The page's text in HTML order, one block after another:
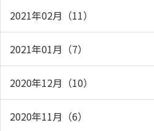
2021年02月（11）
2021年01月（7）
2020年12月（10）
2020年11月（6）